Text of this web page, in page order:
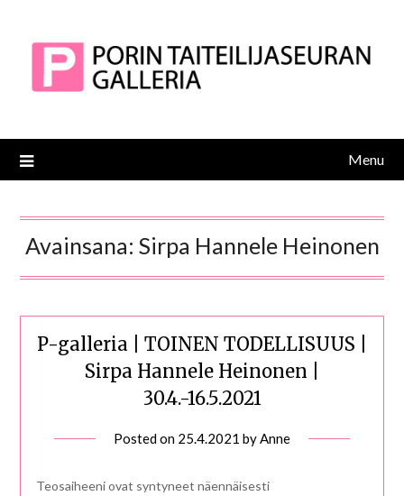
Menu
Avainsana: Sirpa Hannele Heinonen
P-galleria | TOINEN TODELLISUUS |
Sirpa Hannele Heinonen |
30.4.-16.5.2021
Posted on 25.4.2021 byAnne
Teosaiheeni ovat syntyneet näennäisesti